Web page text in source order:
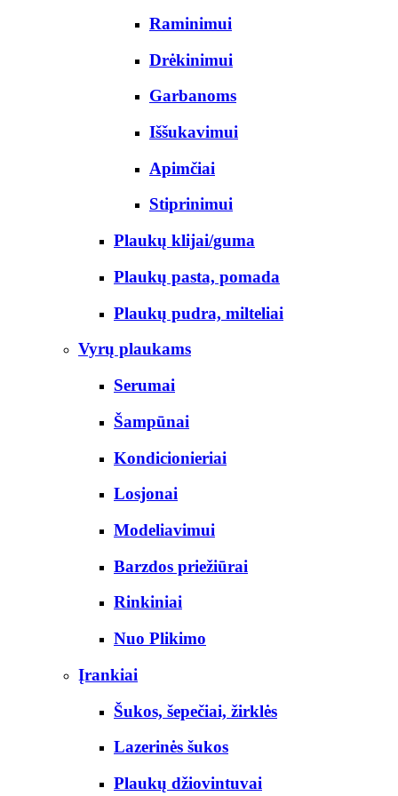
Raminimui
Drėkinimui
Garbanoms
Iššukavimui
Apimčiai
Stiprinimui
Plaukų klijai/guma
Plaukų pasta, pomada
Plaukų pudra, milteliai
Vyrų plaukams
Serumai
Šampūnai
Kondicionieriai
Losjonai
Modeliavimui
Barzdos priežiūrai
Rinkiniai
Nuo Plikimo
Įrankiai
Šukos, šepečiai, žirklės
Lazerinės šukos
Plaukų džiovintuvai